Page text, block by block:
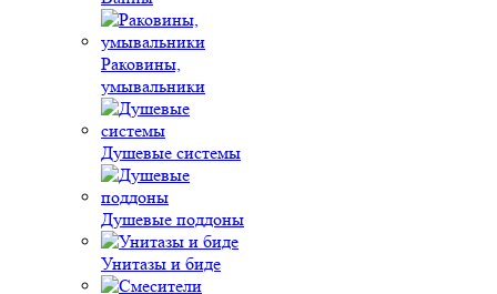
Раковины,
умывальники
Душевые системы
Душевые поддоны
Унитазы и биде